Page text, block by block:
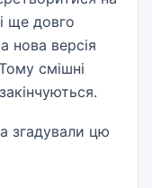
ще довго
нова версія
смішні
згадували цю